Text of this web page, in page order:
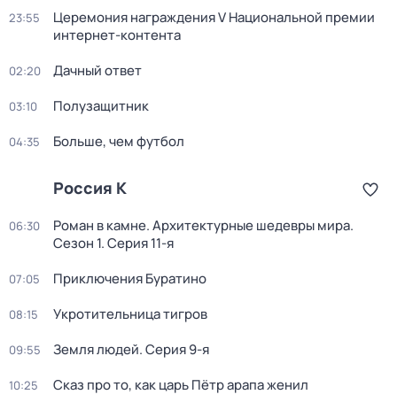
23:55
Церемония награждения V Национальной премии
интернет-контента
02:20 Дачный ответ
03:10 Полузащитник
04:35 Больше, чем футбол
Россия К
06:30 Роман в камне. Архитектурные шедевры мира.
Сезон 1. Серия 11-я
07:05 Приключения Буратино
08:15 Укротительница тигров
09:55 Земля людей. Серия 9-я
10:25 Сказ про то, как царь Пётр арапа женил